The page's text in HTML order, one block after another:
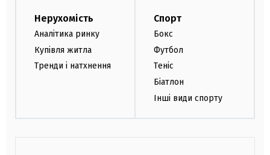
Нерухомість
Аналітика ринку
Купівля житла
Тренди і натхнення
Спорт
Бокс
Футбол
Теніс
Біатлон
Інші види спорту